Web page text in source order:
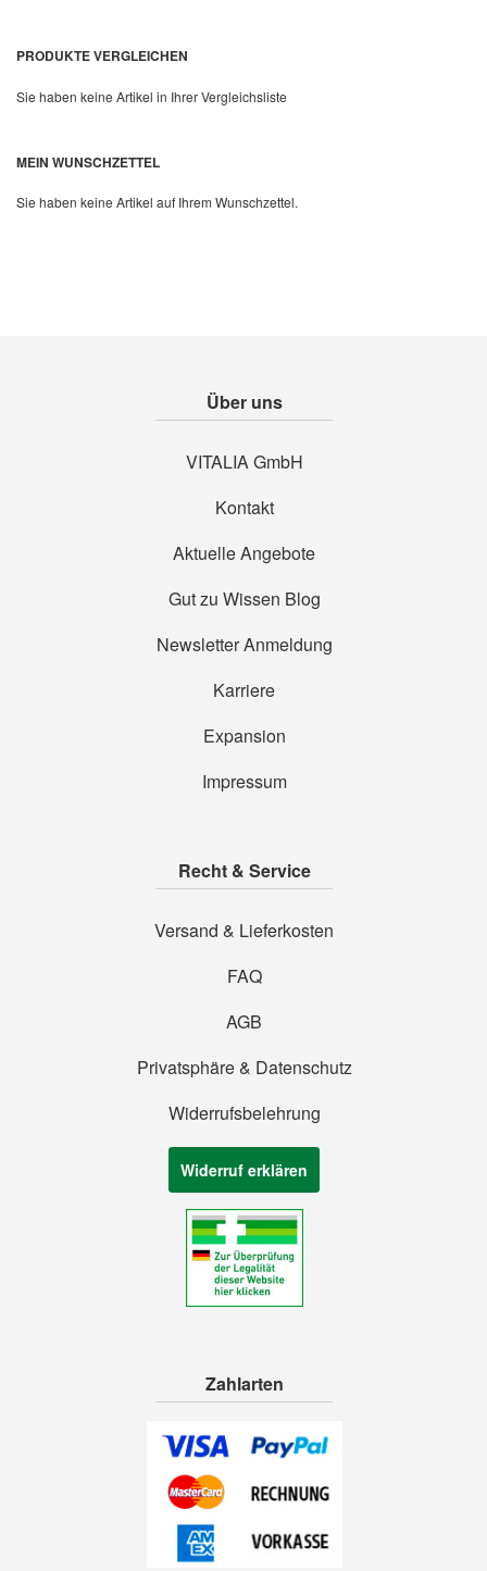
PRODUKTE VERGLEICHEN
Sie haben keine Artikel in Ihrer Vergleichsliste
MEIN WUNSCHZETTEL
Sie haben keine Artikel auf Ihrem Wunschzettel.
Über uns
VITALIA GmbH
Kontakt
Aktuelle Angebote
Gut zu Wissen Blog
Newsletter Anmeldung
Karriere
Expansion
Impressum
Recht & Service
Versand & Lieferkosten
FAQ
AGB
Privatsphäre & Datenschutz
Widerrufsbelehrung
Widerruf erklären
Zahlarten